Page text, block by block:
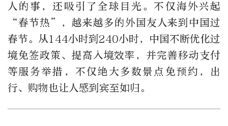
人的事，还吸引了全球目光。不仅海外兴起
“春节热”，越来越多的外国友人来到中国过
春节。从144小时到240小时，中国不断优化过
境免签政策、提高入境效率，并完善移动支付
等服务举措，不仅绝大多数景点免预约，出
行、购物也让人感到宾至如归。